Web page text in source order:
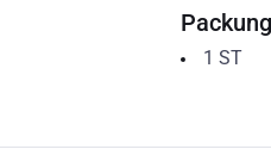
Packung
1 ST